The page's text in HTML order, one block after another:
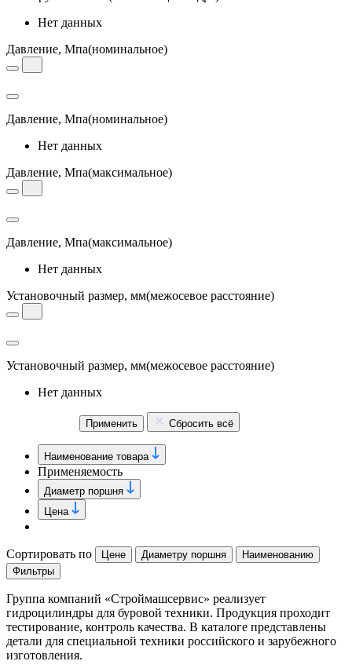
Нет данных
Давление, Мпа(номинальное)
Давление, Мпа(номинальное)
Нет данных
Давление, Мпа(максимальное)
Давление, Мпа(максимальное)
Нет данных
Установочный размер, мм(межосевое расстояние)
Установочный размер, мм(межосевое расстояние)
Нет данных
Применить Сбросить всё
Наименование товара
Применяемость
Диаметр поршня
Цена
Сортировать по Цене Диаметру поршня
Наименованию
Фильтры
Группа компаний «Строймашсервис» реализует
гидроцилиндры для буровой техники. Продукция проходит
тестирование, контроль качества. В каталоге представлены
детали для специальной техники российского и зарубежного
изготовления.